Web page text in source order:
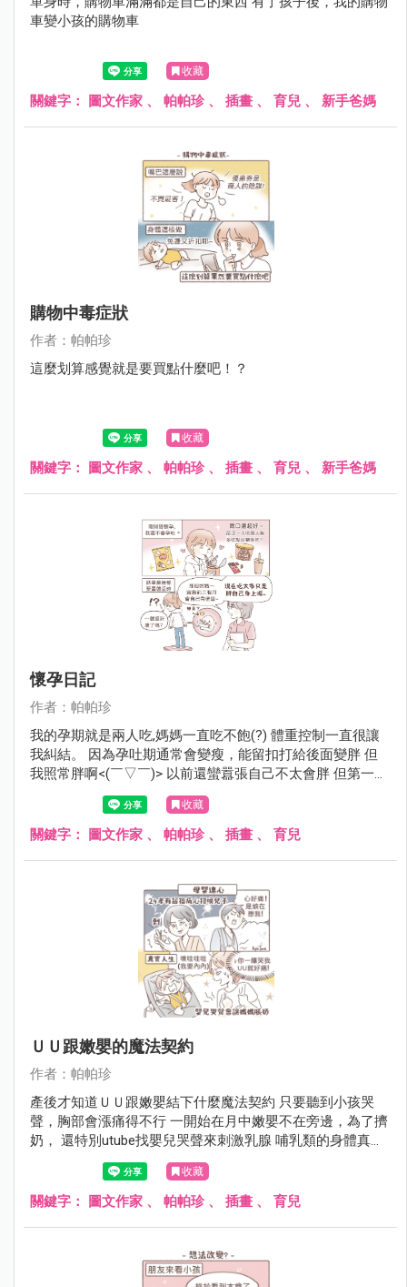
車變小孩的購物車
收藏
關鍵字： 圖文作家 、 帕帕珍、 插畫 、 育兒 、 新手爸媽
購物中毒症狀
作者：帕帕珍
這麼划算感覺就是要買點什麼吧！？
收藏
關鍵字： 圖文作家 、 帕帕珍、 插畫 、 育兒 、 新手爸媽
懷孕日記
作者：帕帕珍
我的孕期就是兩人吃,媽媽一直吃不飽(?) 體重控制一直很讓
我糾結。 因為孕吐期通常會變瘦，能留扣打給後面變胖 但
我照常胖啊<(￣▽￣)> 以前還蠻囂張自己不太會胖 但第一次
紀錄46。18w我就52了。 通常建議整個孕期重10-14kg 剩
下的日子留給8kg，我開始沒保握勒（腋下冒汗 ) 最後我決定
轉念，嗯。 應該是第一次紀錄的體重被量太輕了吧～￣▽￣
收藏
關鍵字： 圖文作家 、 帕帕珍、 插畫 、 育兒
ＵＵ跟嫩嬰的魔法契約
作者：帕帕珍
產後才知道ＵＵ跟嫩嬰結下什麼魔法契約 只要聽到小孩哭
聲，胸部會漲痛得不行 一開始在月中嫩嬰不在旁邊，為了擠
奶， 還特別utube找嬰兒哭聲來刺激乳腺 哺乳類的身體真的
很不可思議啊（再次讚嘆）
收藏
關鍵字： 圖文作家 、 帕帕珍、 插畫 、 育兒